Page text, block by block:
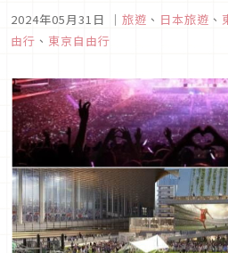
色。參觀根津神社，欣賞壯觀的朱
步，體會這片區域的寧靜與深沉。而
2024年05月31日 ｜ 旅遊 、 日本旅遊 、
由行 、 東京自由行